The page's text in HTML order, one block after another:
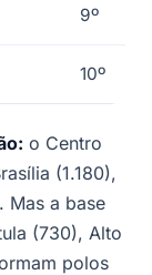
9º
10º
o Centro
(1.180),
Mas a base
(730), Alto
polos